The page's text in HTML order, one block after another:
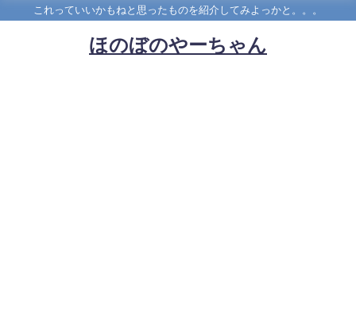
これっていいかもねと思ったものを紹介してみよっかと。。。
ほのぼのやーちゃん